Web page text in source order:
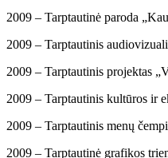
2009 – Tarptautinė paroda
2009 – Tarptautinis
2009 – Tarptautinis projektas
2009 – Tarptautinis kultūros ir
2009 – Tarptautinis menų
2009 – Tarptautinė grafikos